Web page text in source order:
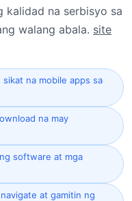
kalidad na serbisyo sa
walang abala. site
na mobile apps sa
na may
software at mga
at gamitin ng